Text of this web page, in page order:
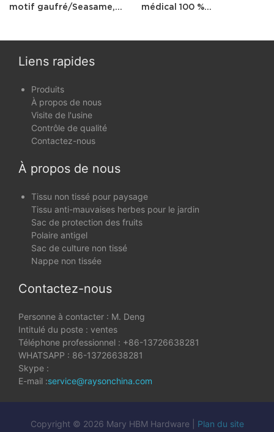
motif gaufré/Seasame,
médical 100 %
Liens rapides
Produits
À propos de nous
Visite de l'usine
Contrôle de qualité
Contactez-nous
À propos de nous
Tissu non tissé pour paysage
Tissu anti-mauvaises herbes pour le jardin
Sac de protection des fruits
Polaire antigel
Sac de culture non tissé
Nappe non tissée
Contactez-nous
Personne à contacter : M. Deng
Intitulé du poste : ventes
Téléphone professionnel : +86-13726638281
WHATSAPP : 86-13726638281
Skype :
E-mail :service@raysonchina.com
Copyright © 2026 Mary HBM Hardware | Plan du site